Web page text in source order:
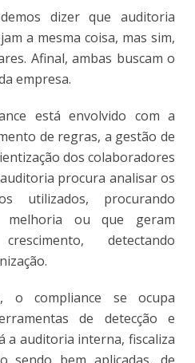
dizer que auditoria
a mesma coisa, mas sim,
Afinal, ambas buscam o
empresa.
está envolvido com a
de regras, a gestão de
dos colaboradores
procura analisar os
utilizados, procurando
melhoria ou que geram
detectando
compliance se ocupa
de detecção e
a auditoria interna, fiscaliza